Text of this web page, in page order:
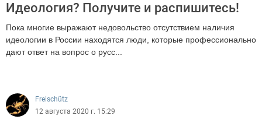
Идеология? Получите и распишитесь!
Пока многие выражают недовольство отсутствием наличия
идеологии в России находятся люди, которые профессионально
дают ответ на вопрос о русс...
Freischütz
12 августа 2020 г. 15:29